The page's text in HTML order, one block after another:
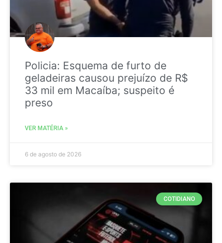
Policia: Esquema de furto de
geladeiras causou prejuízo de R$
33 mil em Macaíba; suspeito é
preso
VER MATÉRIA »
6 de agosto de 2026
COTIDIANO